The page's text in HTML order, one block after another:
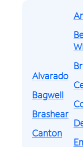
Alvarado
Bagwell
Brashear
Canton